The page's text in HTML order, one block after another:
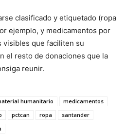
clasificado y etiquetado (ropa
ejemplo, y medicamentos por
visibles que faciliten su
el resto de donaciones que la
reunir.
humanitario
medicamentos
pctcan ropa
santander